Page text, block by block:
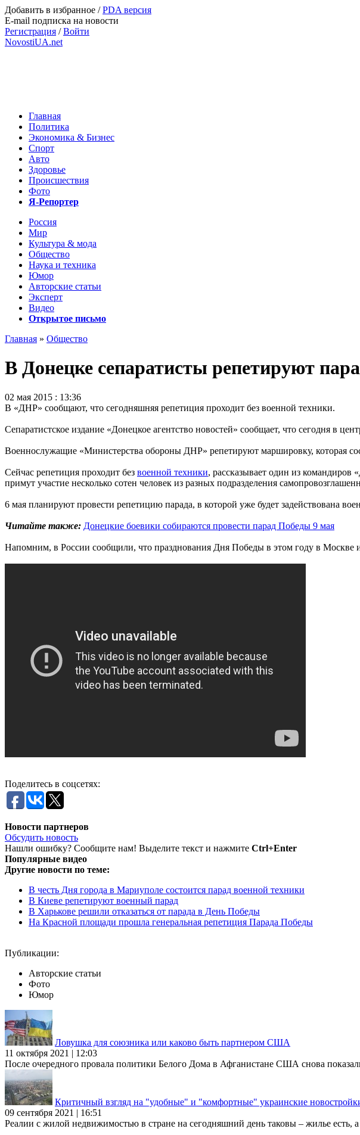
Добавить в избранное /PDA версия
E-mail подписка на новости
Регистрация /Войти
NovostiUA.net
Главная
Политика
Экономика & Бизнес
Спорт
Авто
Здоровье
Происшествия
Фото
Я-Репортер
Россия
Мир
Культура & мода
Общество
Наука и техника
Юмор
Авторские статьи
Эксперт
Видео
Открытое письмо
Главная » Общество
В Донецке сепаратисты репетируют
02 мая 2015 : 13:36
В «ДНР» сообщают, что сегодняшняя репетиция проходит без военной техники.
Сепаратистское издание «Донецкое агентство новостей» сообщает, что сегодня в
Военнослужащие «Министерства обороны ДНР» репетируют маршировку, которая
Сейчас репетиция проходит без военной техники, рассказывает один из командиров
примут участие несколько сотен человек из разных подразделения
6 мая планируют провести репетицию парада, в которой уже будет задействована
Читайте также: Донецкие боевики собираются провести парад Победы 9 мая
Напомним, в России сообщили, что празднования Дня Победы в этом году в Москве
Поделитесь в соцсетях:
Новости партнеров
Обсудить новость
Нашли ошибку? Сообщите нам! Выделите текст и нажмите Ctrl+Enter
Популярные видео
Другие новости по теме:
В честь Дня города в Мариуполе состоится парад военной техники
В Киеве репетируют военный парад
В Харькове решили отказаться от парада в День Победы
На Красной площади прошла генеральная репетиция Парада Победы
Публикации:
Авторские статьи
Фото
Юмор
Ловушка для союзника или каково быть партнером США
11 октября 2021 | 12:03
После очередного провала политики Белого Дома в Афганистане США снова
Критичный взгляд на "удобные" и "комфортные" украинские
09 сентября 2021 | 16:51
Реалии с жилой недвижимостью в стране на сегодняшний день таковы – жилье есть,